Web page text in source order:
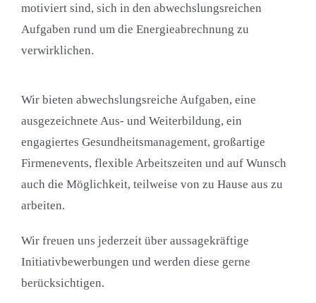
motiviert sind, sich in den abwechslungsreichen
Aufgaben rund um die Energieabrechnung zu
verwirklichen.
Wir bieten abwechslungsreiche Aufgaben, eine
ausgezeichnete Aus- und Weiterbildung, ein
engagiertes Gesundheitsmanagement, großartige
Firmenevents, flexible Arbeitszeiten und auf Wunsch
auch die Möglichkeit, teilweise von zu Hause aus zu
arbeiten.
Wir freuen uns jederzeit über aussagekräftige
Initiativbewerbungen und werden diese gerne
berücksichtigen.